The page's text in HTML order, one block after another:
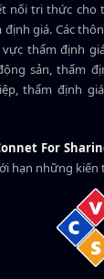
nối tri thức cho
giá. Các
thẩm định
sản, thẩm
thẩm định
For
hạn những